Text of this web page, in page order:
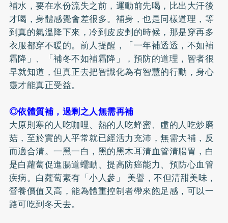
補水，要在水份流失之前，運動前先喝，比出大汗後
才喝，身體感覺會差很多。補身，也是同樣道理，等
到真的氣溫降下來，冷到皮皮剉的時候，那是穿再多
衣服都穿不暖的。前人提醒，「一年補透透，不如補
霜降」、「補冬不如補霜降」，預防的道理，智者很
早就知道，但真正去把智識化為有智慧的行動，身心
靈才能真正受益。
◎依體質補，過剩之人無需再補
大原則寒的人吃咖哩、熱的人吃蜂蜜、虛的人吃炒磨
菇，至於實的人平常就已經活力充沛，無需大補，反
而適合清。一黑一白，黑的黑木耳清血管清腸胃，白
是白蘿蔔促進腸道蠕動、提高防癌能力、預防心血管
疾病。白蘿蔔素有「小人參」 美譽，不但清甜美味，
營養價值又高，能為體重控制者帶來飽足感，可以一
路可吃到冬天去。